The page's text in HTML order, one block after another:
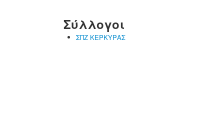
Σύλλογοι
ΣΠΖ ΚΕΡΚΥΡΑΣ